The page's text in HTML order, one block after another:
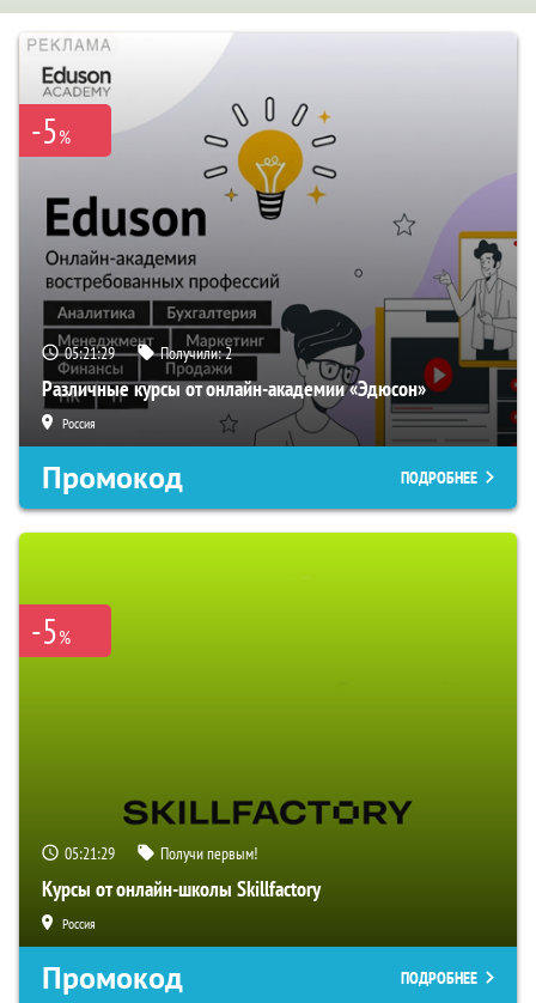
-5%
05:21:28 Получили:2
Различные курсы от онлайн-академии «Эдюсон»
Россия
Промокод ПОДРОБНЕЕ
-5%
05:21:28 Получи первым!
Курсы от онлайн-школы Skillfactory
Россия
Промокод ПОДРОБНЕЕ